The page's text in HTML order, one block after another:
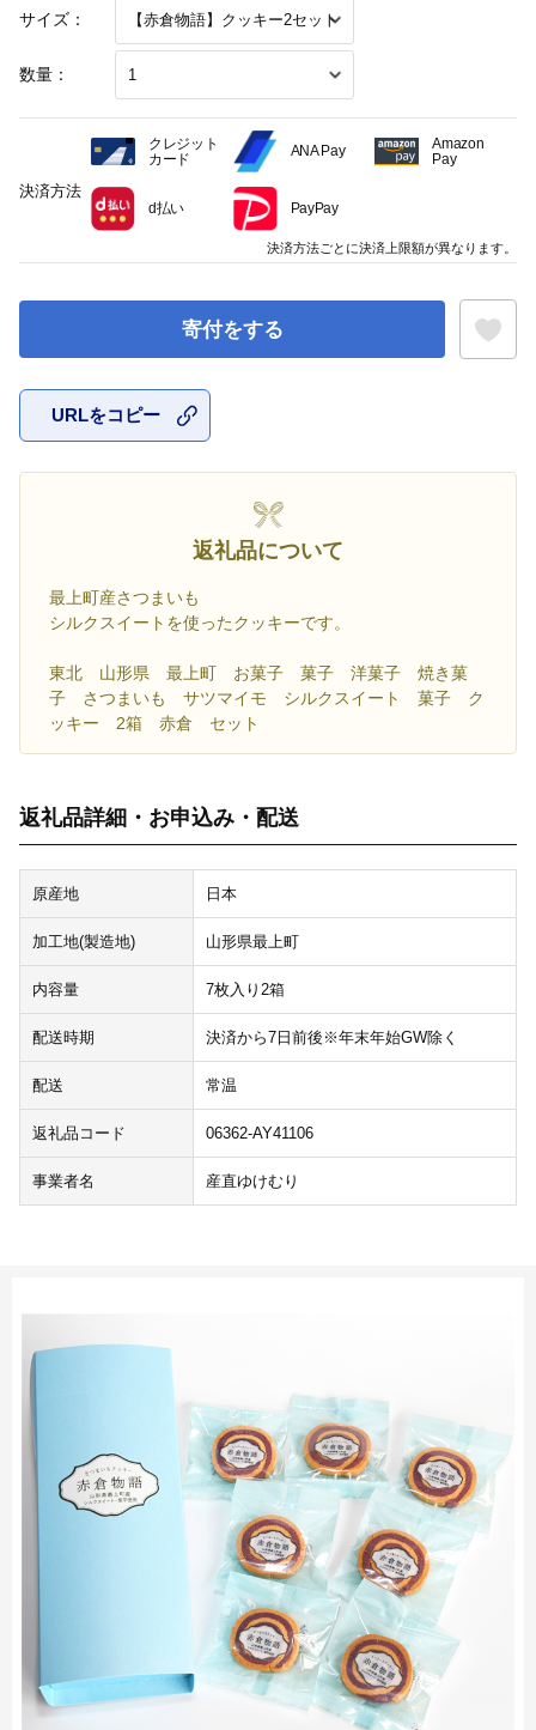
サイズ：
数量：
寄付をする
URLをコピー
返礼品について
最上町産さつまいも
シルクスイートを使ったクッキーです。
東北 山形県 最上町 お菓子 菓子 洋菓子 焼き菓
子 さつまいも サツマイモ シルクスイート 菓子 ク
ッキー 2箱 赤倉 セット
返礼品詳細・お申込み・配送
原産地 日本
加工地(製造地) 山形県最上町
内容量 7枚入り2箱
配送時期 決済から7日前後※年末年始GW除く
配送 常温
返礼品コード 06362-AY41106
事業者名 産直ゆけむり
決済方法
クレジット
カード
ANA Pay
Amazon
Pay
d払い PayPay
決済方法ごとに決済上限額が異なります。